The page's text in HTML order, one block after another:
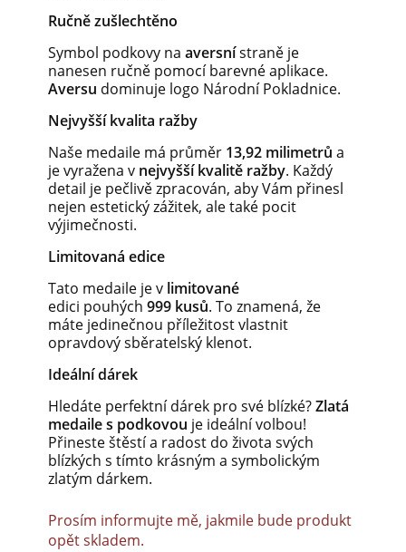
Ručně zušlechtěno
Symbol podkovy na aversnístraně je
nanesen ručně pomocí barevné aplikace.
Aversu dominuje logo Národní Pokladnice.
Nejvyšší kvalita ražby
Naše medaile má průměr 13,92 milimetrů a
je vyražena v nejvyšší kvalitě ražby. Každý
detail je pečlivě zpracován, aby Vám přinesl
nejen estetický zážitek, ale také pocit
výjimečnosti.
Limitovaná edice
Tato medaile je v limitované
edici pouhých 999 kusů. To znamená, že
máte jedinečnou příležitost vlastnit
opravdový sběratelský klenot.
Ideální dárek
Hledáte perfektní dárek pro své blízké?Zlatá
medaile s podkovou je ideální volbou!
Přineste štěstí a radost do života svých
blízkých s tímto krásným a symbolickým
zlatým dárkem.
Prosím informujte mě, jakmile bude produkt
opět skladem.